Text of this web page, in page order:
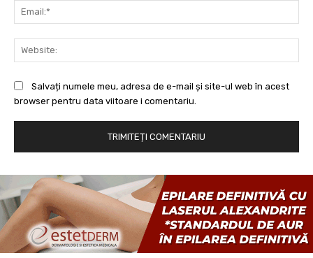
Salvați numele meu, adresa de e-mail și site-ul web în acest
browser pentru data viitoare i comentariu.